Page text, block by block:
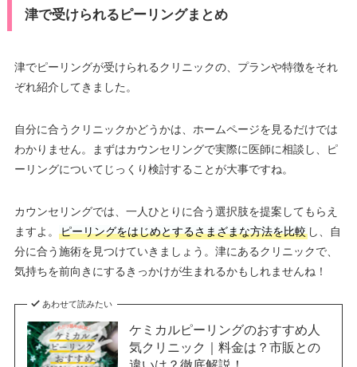
津で受けられるピーリングまとめ
津でピーリングが受けられるクリニックの、プランや特徴をそれ
ぞれ紹介してきました。
自分に合うクリニックかどうかは、ホームページを見るだけでは
わかりません。まずはカウンセリングで実際に医師に相談し、ピ
ーリングについてじっくり検討することが大事ですね。
カウンセリングでは、一人ひとりに合う選択肢を提案してもらえ
ますよ。
ピーリングをはじめとするさまざまな方法を比較し、自
分に合う施術を見つけていきましょう。津にあるクリニックで、
気持ちを前向きにするきっかけが生まれるかもしれませんね！
あわせて読みたい
ケミカルピーリングのおすすめ人
気クリニック｜料金は？市販との